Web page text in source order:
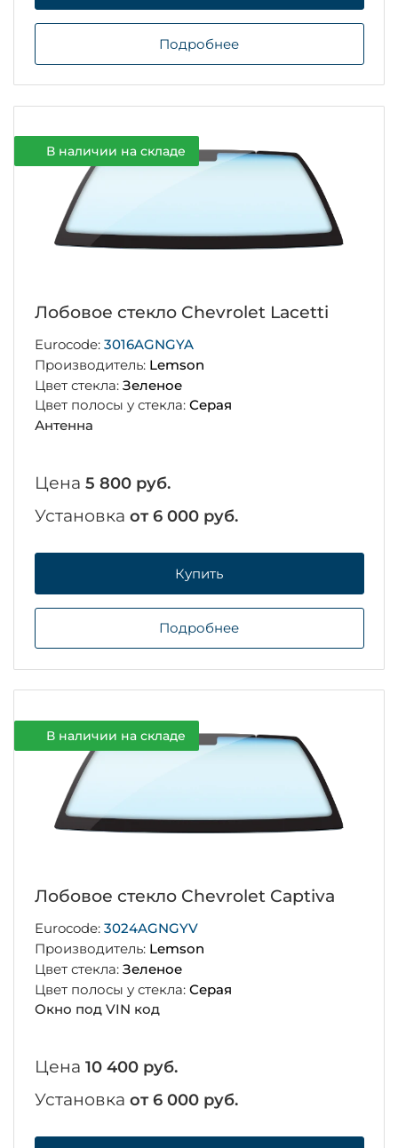
Подробнее
В наличии на складе
Лобовое стекло Chevrolet Lacetti
Eurocode: 3016AGNGYA
Производитель: Lemson
Цвет стекла: Зеленое
Цвет полосы у стекла: Серая
Антенна
Цена 5 800 руб.
Установка от 6 000 руб.
Купить
Подробнее
В наличии на складе
Лобовое стекло Chevrolet Captiva
Eurocode: 3024AGNGYV
Производитель: Lemson
Цвет стекла: Зеленое
Цвет полосы у стекла: Серая
Окно под VIN код
Цена 10 400 руб.
Установка от 6 000 руб.